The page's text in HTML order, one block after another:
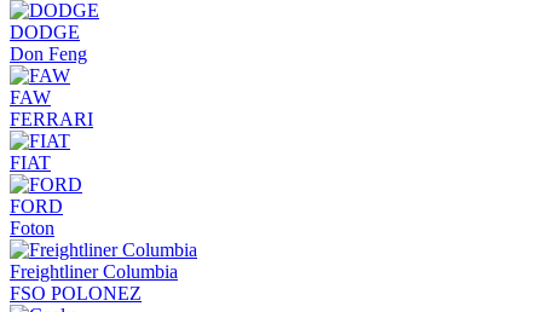
DODGE
Don Feng
FAW
FERRARI
FIAT
FORD
Foton
Freightliner Columbia
FSO POLONEZ